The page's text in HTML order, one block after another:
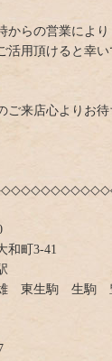
からの営業により
活用頂けると幸い
ご来店心よりお
和町3-41
東生駒 生駒